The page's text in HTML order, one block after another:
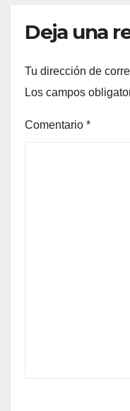
Deja una
Tu dirección de
Los campos
Comentario *